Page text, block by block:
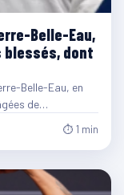
Belle-Eau,
blessés, dont
Belle-Eau, en
de…
⏱ 1 min